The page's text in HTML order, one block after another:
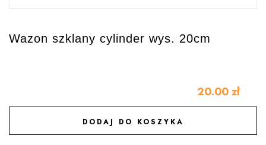
Wazon szklany cylinder wys. 20cm
20.00 zł
DODAJ DO KOSZYKA
DODAJ DO ULUBIONYCH